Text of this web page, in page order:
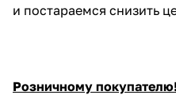
и постараемся снизить
Розничному покупателю!